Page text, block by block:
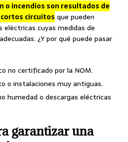
o incendios son resultados de
circuitos que pueden
eléctricas cuyas medidas de
¿Y por qué puede pasar
no certificado por la NOM.
o instalaciones muy antiguas.
humedad o descargas eléctricas
garantizar una